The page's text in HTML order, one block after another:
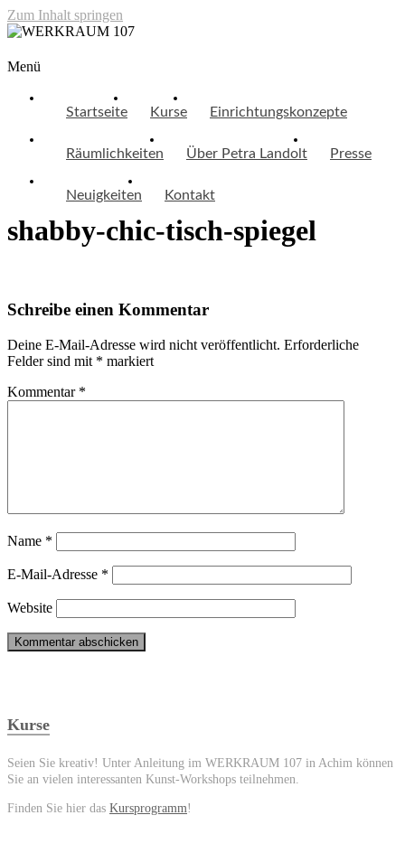
Zum Inhalt springen
WERKRAUM 107
Menü
Startseite Kurse Einrichtungskonzepte
Räumlichkeiten Über Petra Landolt Presse
Neuigkeiten Kontakt
shabby-chic-tisch-spiegel
Schreibe einen Kommentar
Deine E-Mail-Adresse wird nicht veröffentlicht. Erforderliche
Felder sind mit * markiert
Kommentar *
Name *
E-Mail-Adresse *
Website
Kurse
Seien Sie kreativ! Unter Anleitung im WERKRAUM 107 in Achim können
Sie an vielen interessanten Kunst-Workshops teilnehmen.
Finden Sie hier das Kursprogramm!